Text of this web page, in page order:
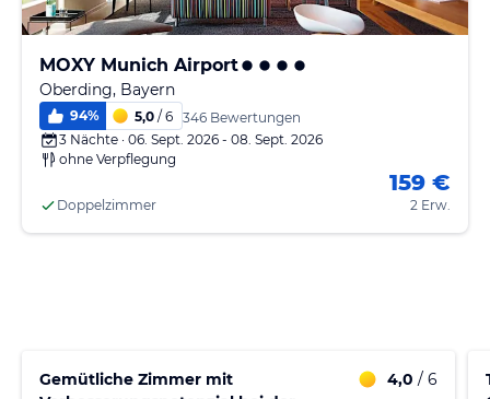
MOXY Munich Airport
Oberding, Bayern
94% 5,0 / 6 346 Bewertungen
3 Nächte · 06. Sept. 2026 - 08. Sept. 2026
ohne Verpflegung
Doppelzimmer
159 €
2 Erw.
Gemütliche Zimmer mit
4,0 / 6